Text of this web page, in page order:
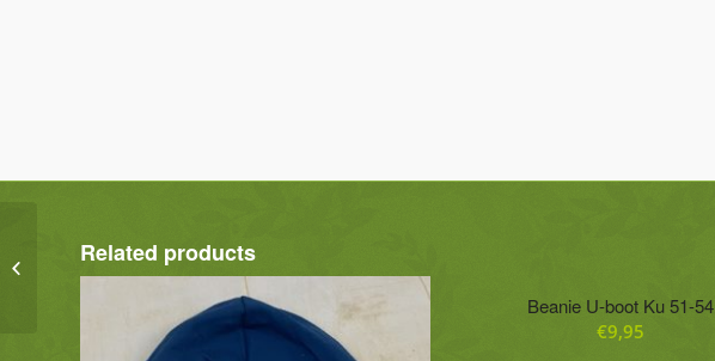
Related products
Beanie U-boot Ku 51-54
€9,95
Musselin Halstuch – 3-
10 Jahre #6